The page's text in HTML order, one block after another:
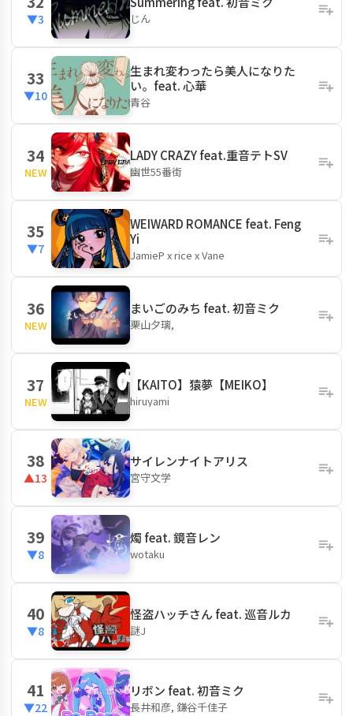
▼3 じん
33
▼10
生まれ変わったら美人になりた
い。feat. 心華
青谷
34
NEW
LADY CRAZY feat.重音テトSV
幽世55番街
35
▼7
WEIWARD ROMANCE feat. Feng
Yi
JamieP x rice x Vane
36
NEW
まいごのみち feat. 初音ミク
栗山夕璃,
37
NEW
【KAITO】猿夢【MEIKO】
hiruyami
38
▲13
サイレンナイトアリス
宮守文学
39
▼8
燭 feat. 鏡音レン
wotaku
40
▼8
怪盗ハッチさん feat. 巡音ルカ
謎J
41
▼22
リボン feat. 初音ミク
長井和彦, 鎌谷千佳子